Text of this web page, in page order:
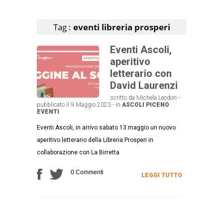
Tag : eventi libreria prosperi
Eventi Ascoli,
aperitivo
letterario con
David Laurenzi
scritto da Michela Leodori -
pubblicato il 9 Maggio 2023 - in ASCOLI PICENO
EVENTI
Eventi Ascoli, in arrivo sabato 13 maggio un nuovo
aperitivo letterario della Libreria Prosperi in
collaborazione con La Birretta
0 Commenti LEGGI TUTTO